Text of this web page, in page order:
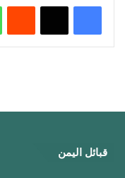
قبائل اليمن